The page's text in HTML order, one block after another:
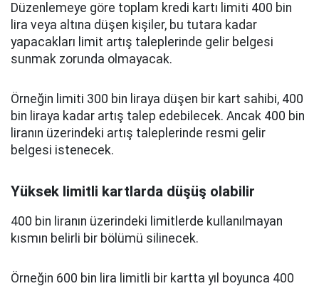
Düzenlemeye göre toplam kredi kartı limiti 400 bin
lira veya altına düşen kişiler, bu tutara kadar
yapacakları limit artış taleplerinde gelir belgesi
sunmak zorunda olmayacak.
Örneğin limiti 300 bin liraya düşen bir kart sahibi, 400
bin liraya kadar artış talep edebilecek. Ancak 400 bin
liranın üzerindeki artış taleplerinde resmi gelir
belgesi istenecek.
Yüksek limitli kartlarda düşüş olabilir
400 bin liranın üzerindeki limitlerde kullanılmayan
kısmın belirli bir bölümü silinecek.
Örneğin 600 bin lira limitli bir kartta yıl boyunca 400